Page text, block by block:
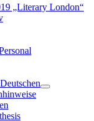
„Literary London“